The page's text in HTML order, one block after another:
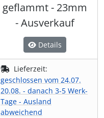
geflammt - 23mm
- Ausverkauf
Details
Lieferzeit:
geschlossen vom 24.07.
20.08. - danach 3-5 Werk-
Tage - Ausland
abweichend